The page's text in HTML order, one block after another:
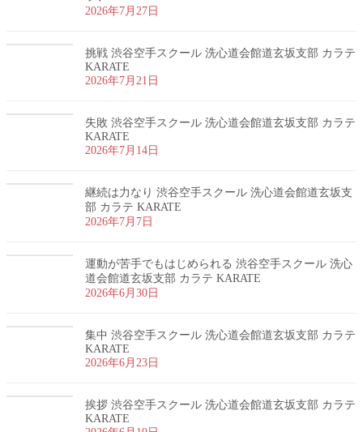
2026年7月27日
挑戦 渋谷空手スクール 洗心道会館道玄坂支部 カラテ
KARATE
2026年7月21日
失敗 渋谷空手スクール 洗心道会館道玄坂支部 カラテ
KARATE
2026年7月14日
継続は力なり 渋谷空手スクール 洗心道会館道玄坂支
部 カラテ KARATE
2026年7月7日
運動が苦手でもはじめられる 渋谷空手スクール 洗心
道会館道玄坂支部 カラテ KARATE
2026年6月30日
集中 渋谷空手スクール 洗心道会館道玄坂支部 カラテ
KARATE
2026年6月23日
挨拶 渋谷空手スクール 洗心道会館道玄坂支部 カラテ
KARATE